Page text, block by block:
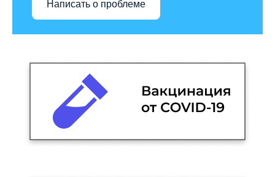
Написать о проблеме